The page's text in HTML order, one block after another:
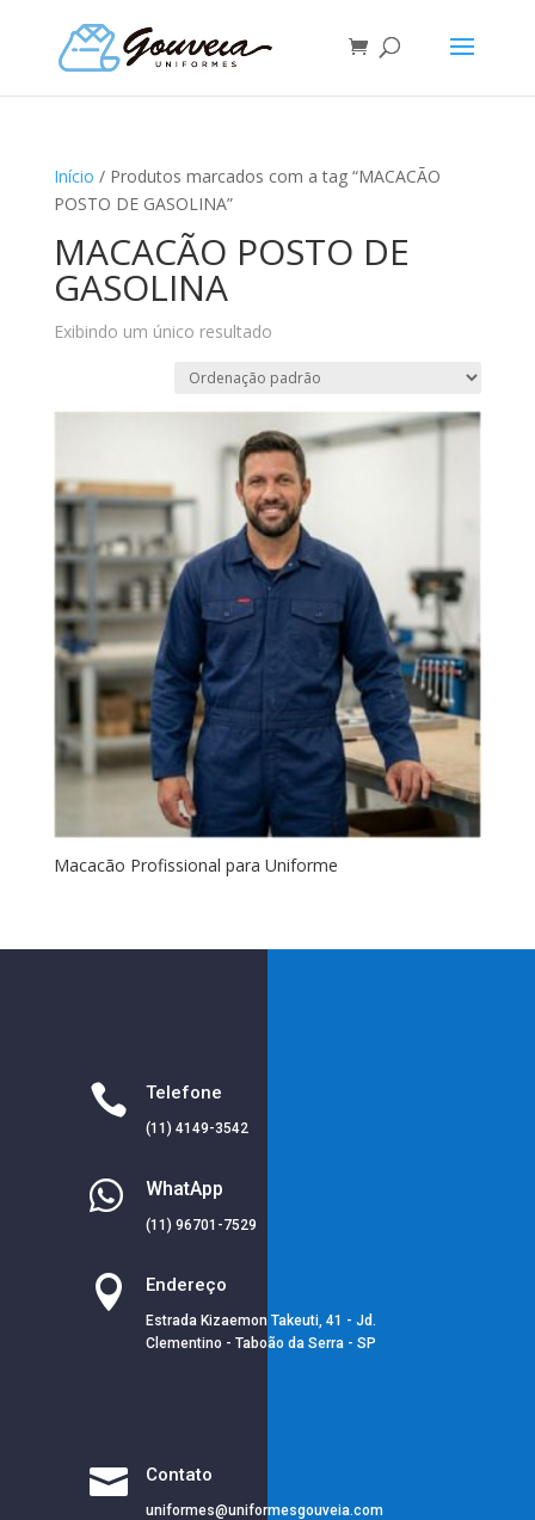
Início / Produtos marcados com a tag “MACACÃO
POSTO DE GASOLINA”
MACACÃO POSTO DE
GASOLINA
Exibindo um único resultado
Macacão Profissional para Uniforme
 Telefone
(11) 4149-3542
 WhatApp
(11) 96701-7529
 Endereço
Estrada Kizaemon Takeuti, 41 - Jd.
Clementino - Taboão da Serra - SP
 Contato
uniformes@uniformesgouveia.com